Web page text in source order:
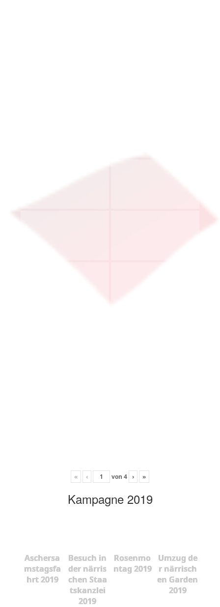
« ‹ von 4 › »
Kampagne 2019
Aschersa
mstagsfa
hrt 2019
Besuch in
der närris
chen Staa
tskanzlei
2019
Rosenmo
ntag 2019
Umzug de
r närrisch
en Garden
2019